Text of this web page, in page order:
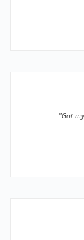
”Got